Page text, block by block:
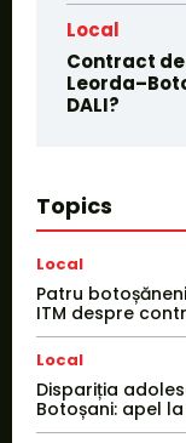
Local
Contract
DALI?
Topics
Local
Patru
ITM despre
Local
Dispariția
Botoșani: apel